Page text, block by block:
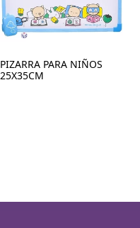
PIZARRA PARA NIÑOS
25X35CM